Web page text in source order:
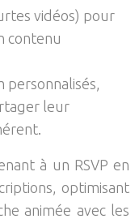
vidéos) pour
contenu
personnalisés,
leur
à un RSVP en
optimisant
animée avec les